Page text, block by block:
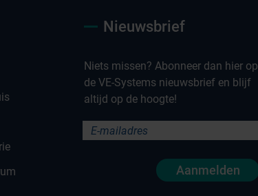
Nieuwsbrief
Niets missen? Abonneer dan hier op
de VE-Systems nieuwsbrief en blijf
altijd op de hoogte!
Aanmelden